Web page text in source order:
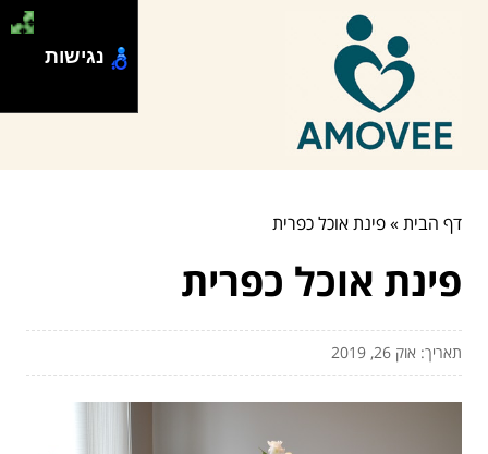
דף הבית»פינת אוכל כפרית
פינת אוכל כפרית
תאריך: אוק 26, 2019
נגישות